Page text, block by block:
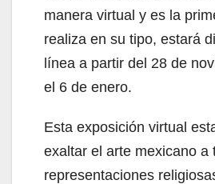
manera virtual y es la
realiza en su tipo, estará
línea a partir del 28 de
el 6 de enero.
Esta exposición virtual
exaltar el arte mexicano a
representaciones